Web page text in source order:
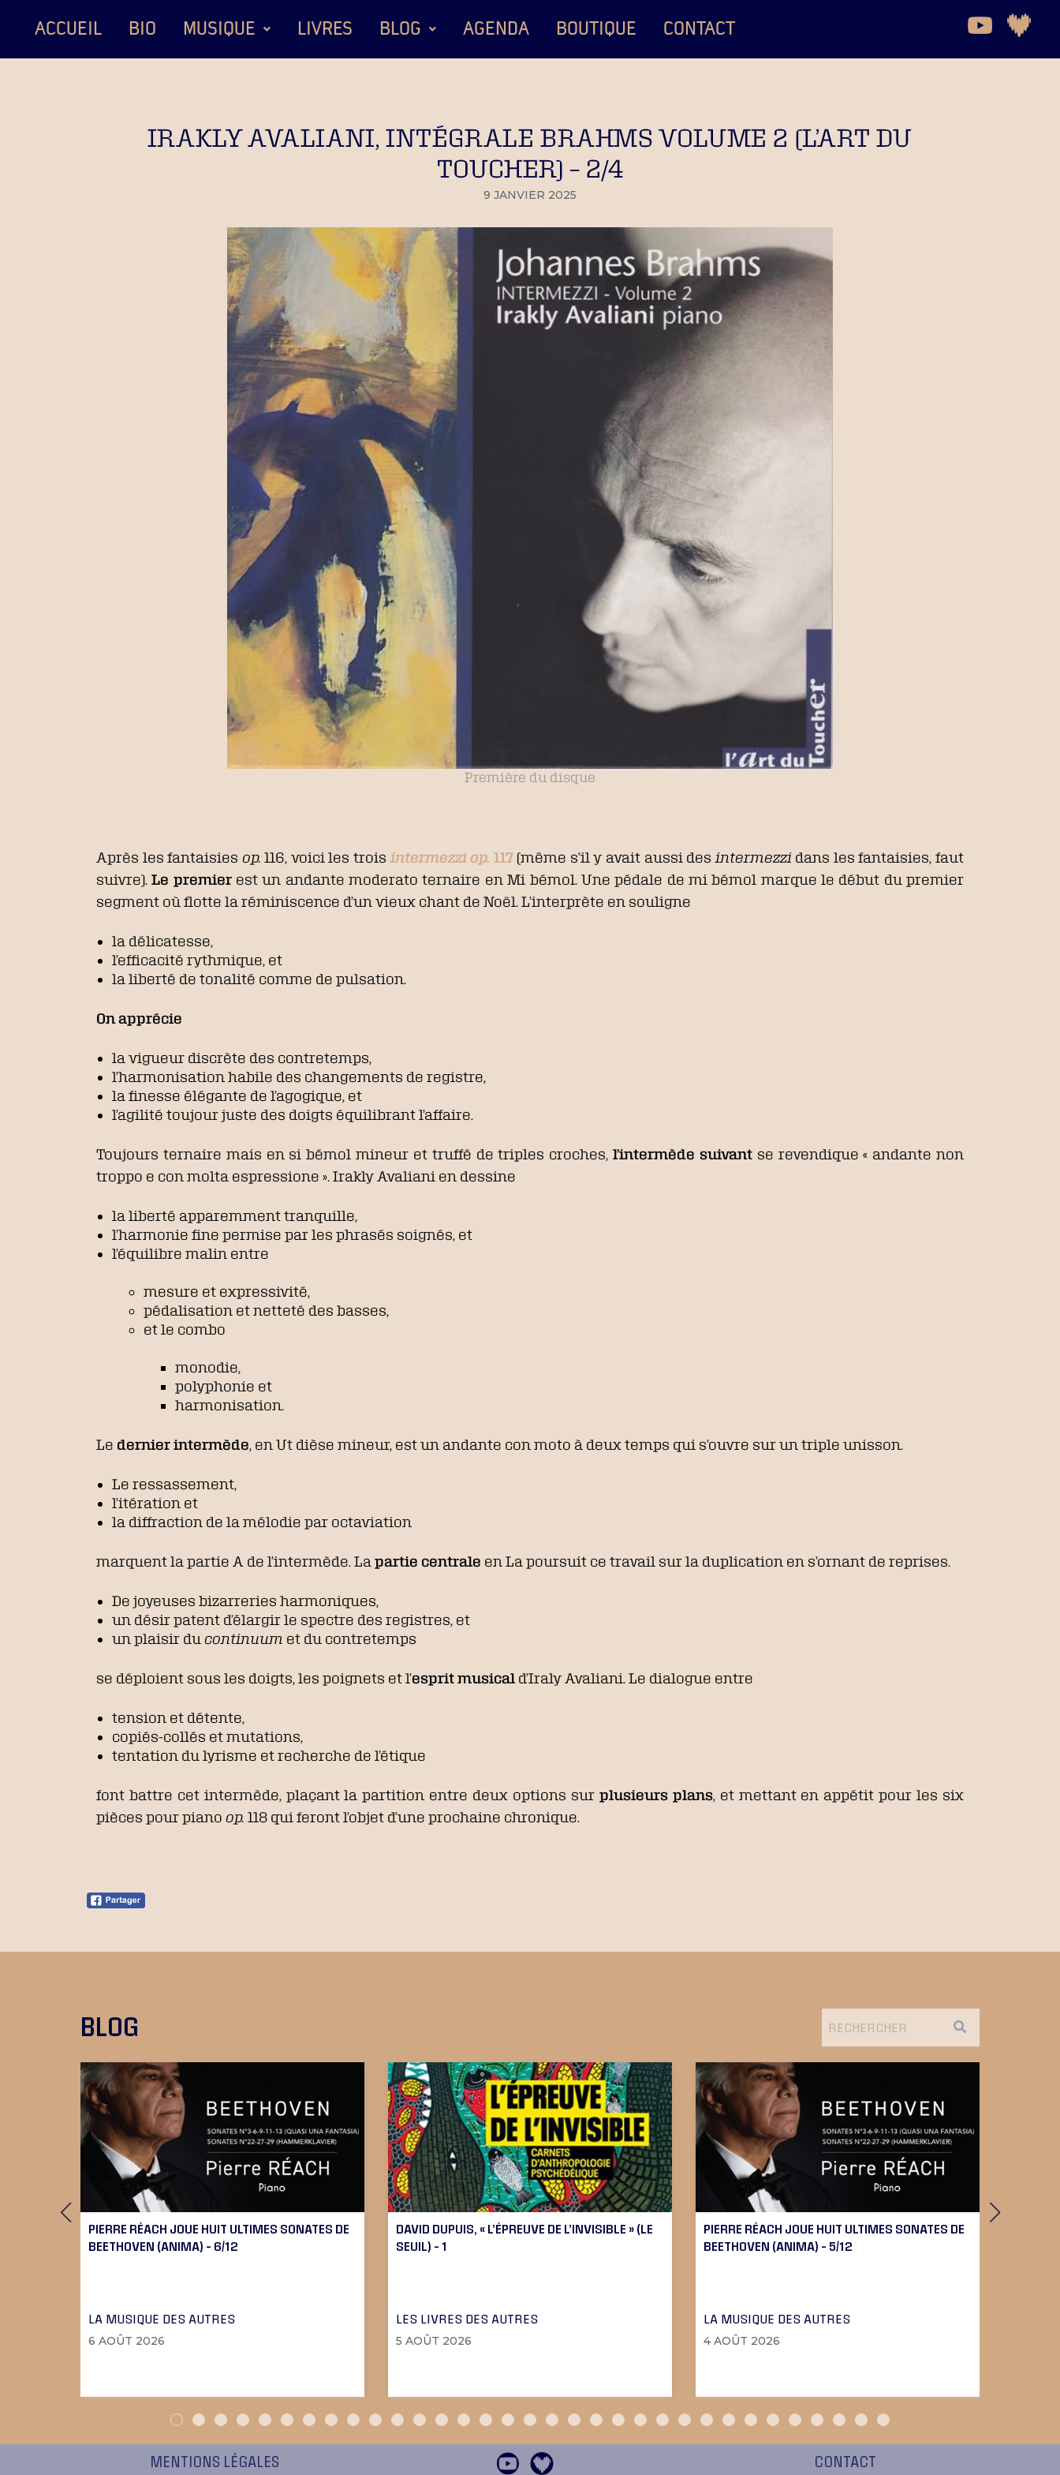
ACCUEIL BIO MUSIQUE LIVRES BLOG AGENDA BOUTIQUE CONTACT
IRAKLY AVALIANI, INTÉGRALE BRAHMS VOLUME 2 (L’ART DU
TOUCHER) – 2/4
9 JANVIER 2025
Première du disque
Après les fantaisies op. 116, voici les trois intermezzi op. 117(même s’il y avait aussi des intermezzidans les fantaisies, faut
suivre).Le premierest un andante moderato ternaire en Mi bémol. Une pédale de mi bémol marque le début du premier
segment où flotte la réminiscence d’un vieux chant de Noël. L’interprète en souligne
la délicatesse,
l’efficacité rythmique, et
la liberté de tonalité comme de pulsation.
On apprécie
la vigueur discrète des contretemps,
l’harmonisation habile des changements de registre,
la finesse élégante de l’agogique, et
l’agilité toujour juste des doigts équilibrant l’affaire.
Toujours ternaire mais en si bémol mineur et truffé de triples croches, l’intermède suivantse revendique « andante non
troppo e con molta espressione ». Irakly Avaliani en dessine
la liberté apparemment tranquille,
l’harmonie fine permise par les phrasés soignés, et
l’équilibre malin entre
mesure et expressivité,
pédalisation et netteté des basses,
et le combo
monodie,
polyphonie et
harmonisation.
Le dernier intermède , en Ut dièse mineur, est un andante con moto à deux temps qui s’ouvre sur un triple unisson.
Le ressassement,
l’itération et
la diffraction de la mélodie par octaviation
marquent la partie A de l’intermède. La partie centrale en La poursuit ce travail sur la duplication en s’ornant de reprises.
De joyeuses bizarreries harmoniques,
un désir patent d’élargir le spectre des registres, et
un plaisir du continuum et du contretemps
se déploient sous les doigts, les poignets et l’esprit musical d’Iraly Avaliani. Le dialogue entre
tension et détente,
copiés-collés et mutations,
tentation du lyrisme et recherche de l’étique
font battre cet intermède, plaçant la partition entre deux options sur plusieurs plans, et mettant en appétit pour les six
pièces pour piano op. 118 qui feront l’objet d’une prochaine chronique.
BLOG
PIERRE RÉACH JOUE HUIT ULTIMES SONATES DE
BEETHOVEN (ANIMA) – 6/12
LA MUSIQUE DES AUTRES
6 AOÛT 2026
DAVID DUPUIS, « L’ÉPREUVE DE L’INVISIBLE » (LE
SEUIL) – 1
LES LIVRES DES AUTRES
5 AOÛT 2026
PIERRE RÉACH JOUE HUIT ULTIMES SONATES DE
BEETHOVEN (ANIMA) – 5/12
LA MUSIQUE DES AUTRES
4 AOÛT 2026
MENTIONS LÉGALES CONTACT